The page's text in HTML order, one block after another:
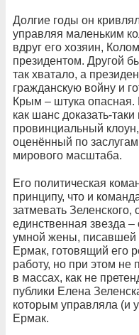
Долгие годы он
управляя маленьким
вдруг его хозяин,
президентом. Другой
так хватало, а
гражданскую войну и
Крым – штука опасная.
как шанс доказать-
провинциальный
оценённый по
мирового масштаба.
Его политическая
принципу, что и
затмевать Зеленского,
единственная звезда
умной жены, писавшей
Ермак, готовящий его
работу, но при этом не
в массах, как не
публики Елена
которым управляла (и
Ермак.